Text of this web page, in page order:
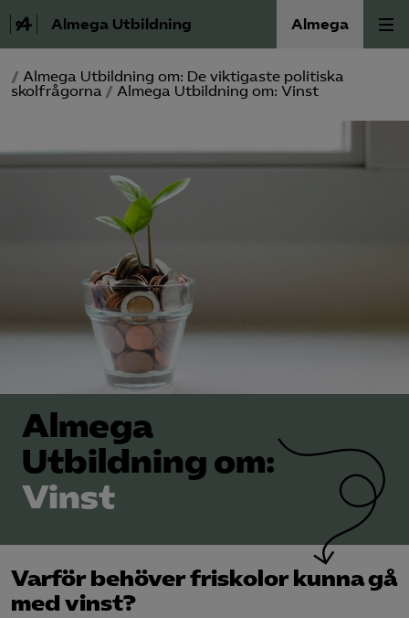
Almega Utbildning Almega
Press
Förbundets råd
Medlem
Om Almega Utbildning
Bli medlem
Logga in på Arbetsgivarguiden
Sök på almegautbildning.se
/ Almega Utbildning om: De viktigaste politiska
skolfrågorna / Almega Utbildning om: Vinst
Almega
Utbildning om:
Vinst
Varför behöver friskolor kunna gå
med vinst?